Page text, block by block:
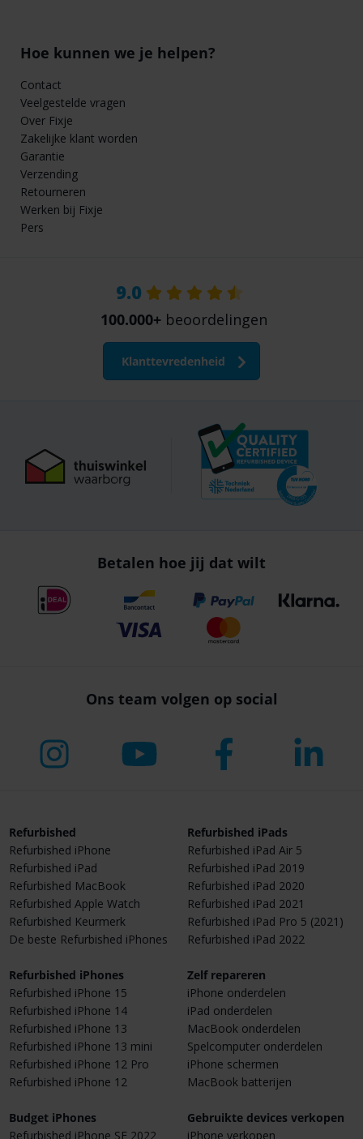
Hoe kunnen we je helpen?
Contact
Veelgestelde vragen
Over Fixje
Zakelijke klant worden
Garantie
Verzending
Retourneren
Werken bij Fixje
Pers
9.0
100.000+ beoordelingen
Klanttevredenheid
Betalen hoe jij dat wilt
Ons team volgen op social
Refurbished
Refurbished iPhone
Refurbished iPad
Refurbished MacBook
Refurbished Apple Watch
Refurbished Keurmerk
De beste Refurbished iPhones
Refurbished iPhones
Refurbished iPhone 15
Refurbished iPhone 14
Refurbished iPhone 13
Refurbished iPhone 13 mini
Refurbished iPhone 12 Pro
Refurbished iPhone 12
Budget iPhones
Refurbished iPhone SE 2022
Refurbished iPads
Refurbished iPad Air 5
Refurbished iPad 2019
Refurbished iPad 2020
Refurbished iPad 2021
Refurbished iPad Pro 5 (2021)
Refurbished iPad 2022
Zelf repareren
iPhone onderdelen
iPad onderdelen
MacBook onderdelen
Spelcomputer onderdelen
iPhone schermen
MacBook batterijen
Gebruikte devices verkopen
iPhone verkopen